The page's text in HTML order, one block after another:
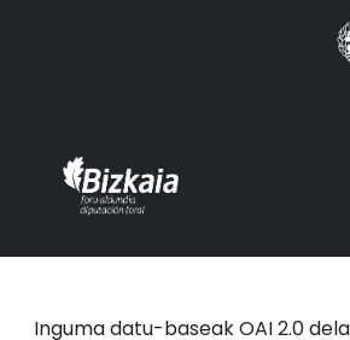
Inguma datu-baseak OAI 2.0